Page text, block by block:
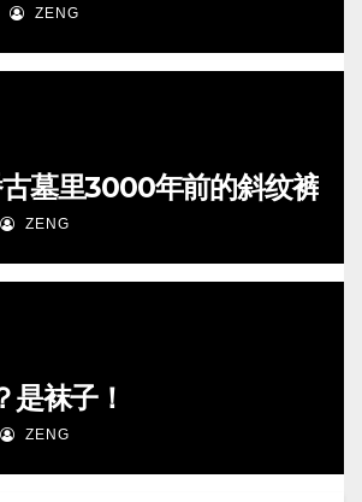
ZENG
墓里3000年前的斜纹裤
ZENG
是袜子！
ZENG